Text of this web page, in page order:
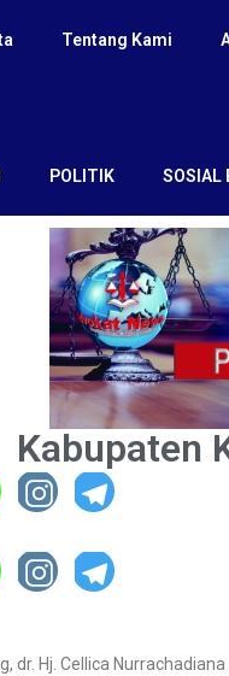
Tentang Kami
POLITIK SOSIAL
Kabupaten
dr. Hj. Cellica